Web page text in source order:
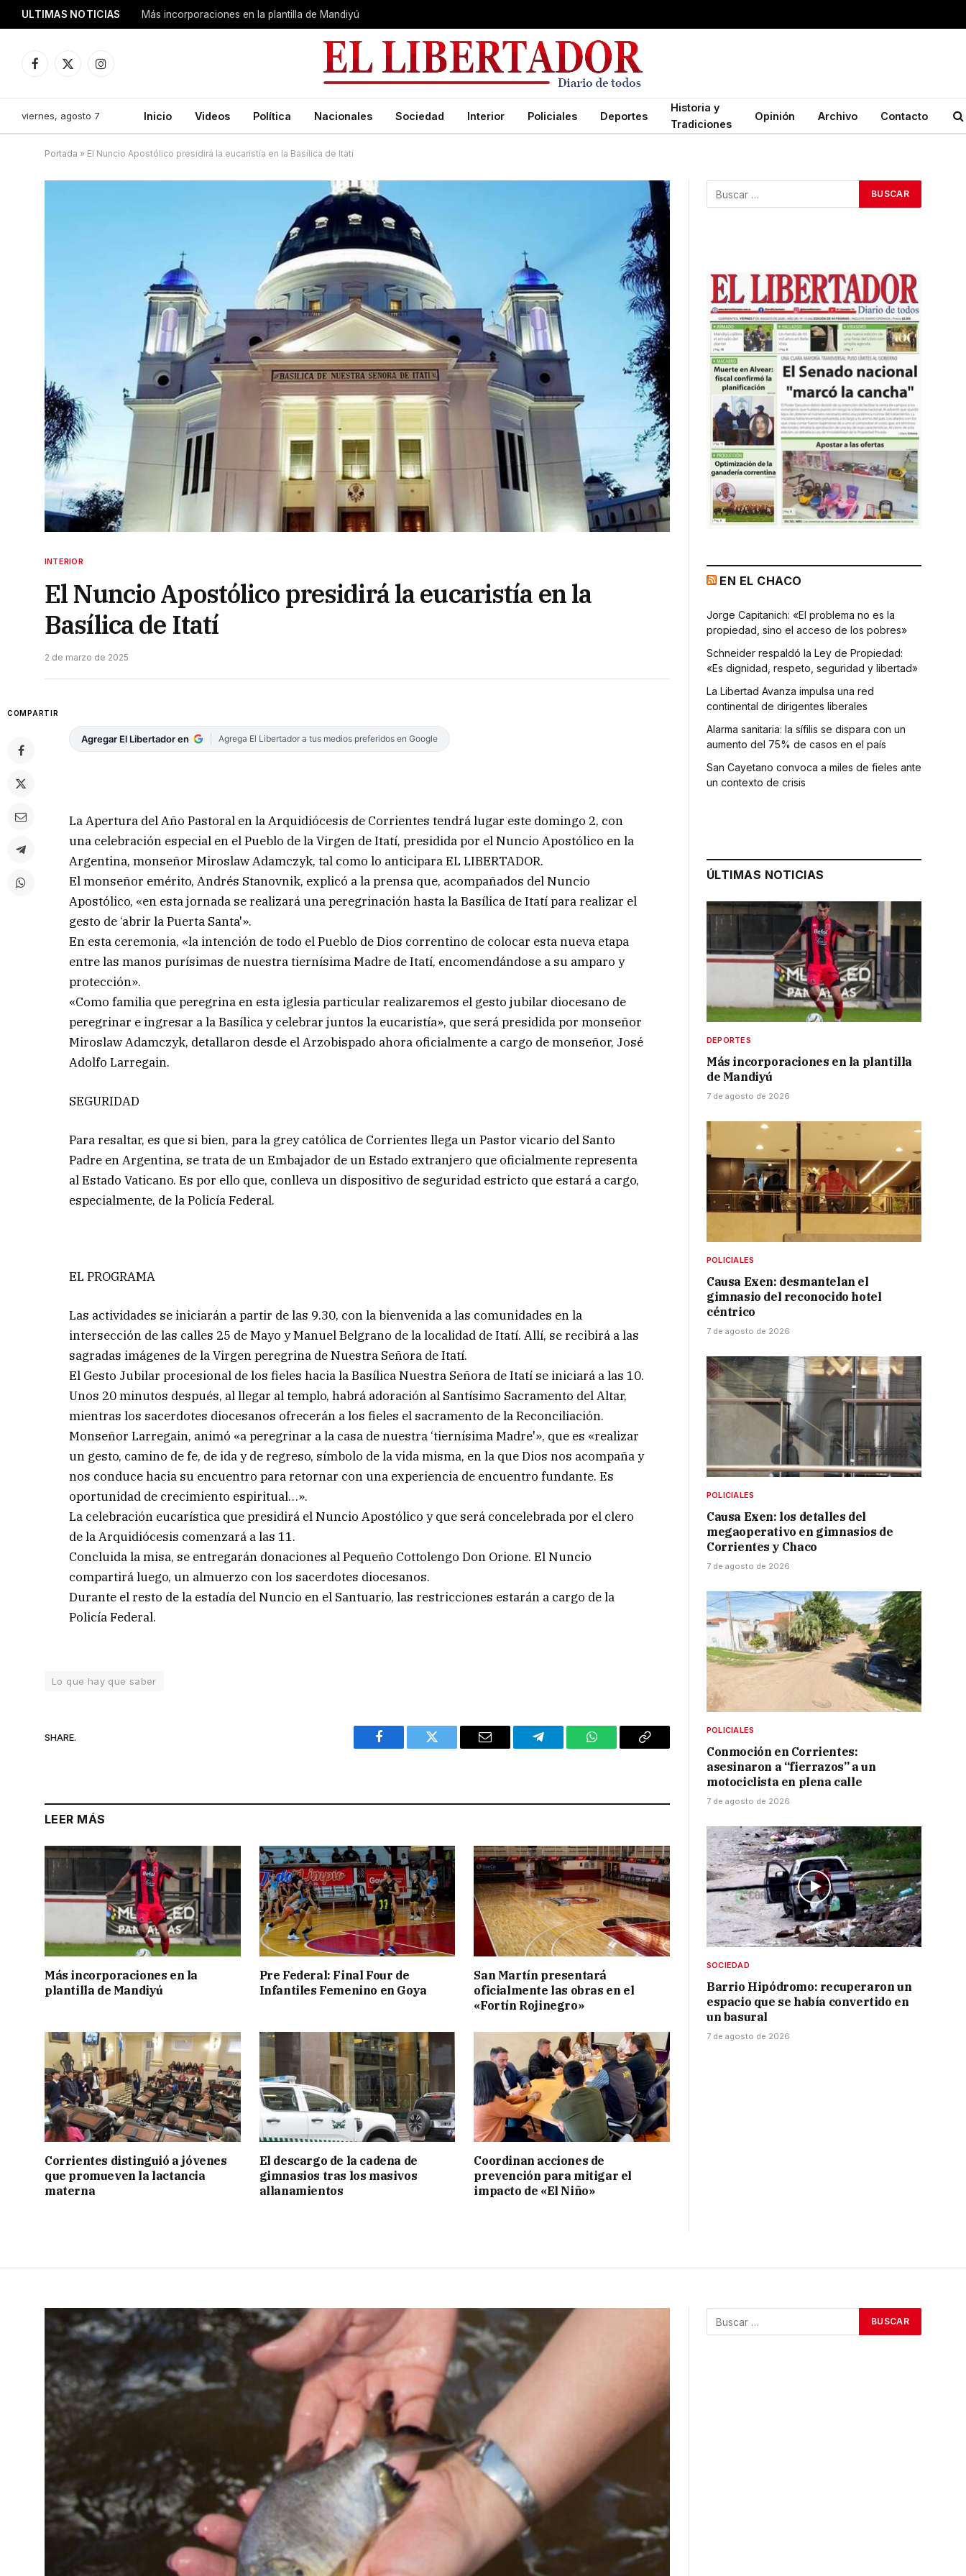
ULTIMAS NOTICIAS Más incorporaciones en la plantilla de Mandiyú
Facebook
X
Instagram
viernes, agosto 7 Inicio Videos Política Nacionales Sociedad Interior Policiales Deportes
Historia y
Tradiciones
Opinión Archivo Contacto
Portada » El Nuncio Apostólico presidirá la eucaristía en la Basílica de Itatí
INTERIOR
El Nuncio Apostólico presidirá la eucaristía en la
Basílica de Itatí
2 de marzo de 2025
COMPARTIR
Agregar El Libertador en Agrega El Libertador a tus medios preferidos en Google
La Apertura del Año Pastoral en la Arquidiócesis de Corrientes tendrá lugar este domingo 2, con
una celebración especial en el Pueblo de la Virgen de Itatí, presidida por el Nuncio Apostólico en la
Argentina, monseñor Miroslaw Adamczyk, tal como lo anticipara EL LIBERTADOR.
El monseñor emérito, Andrés Stanovnik, explicó a la prensa que, acompañados del Nuncio
Apostólico, «en esta jornada se realizará una peregrinación hasta la Basílica de Itatí para realizar el
gesto de ‘abrir la Puerta Santa'».
En esta ceremonia, «la intención de todo el Pueblo de Dios correntino de colocar esta nueva etapa
entre las manos purísimas de nuestra tiernísima Madre de Itatí, encomendándose a su amparo y
protección».
«Como familia que peregrina en esta iglesia particular realizaremos el gesto jubilar diocesano de
peregrinar e ingresar a la Basílica y celebrar juntos la eucaristía», que será presidida por monseñor
Miroslaw Adamczyk, detallaron desde el Arzobispado ahora oficialmente a cargo de monseñor, José
Adolfo Larregain.
SEGURIDAD
Para resaltar, es que si bien, para la grey católica de Corrientes llega un Pastor vicario del Santo
Padre en Argentina, se trata de un Embajador de un Estado extranjero que oficialmente representa
al Estado Vaticano. Es por ello que, conlleva un dispositivo de seguridad estricto que estará a cargo,
especialmente, de la Policía Federal.
EL PROGRAMA
Las actividades se iniciarán a partir de las 9.30, con la bienvenida a las comunidades en la
intersección de las calles 25 de Mayo y Manuel Belgrano de la localidad de Itatí. Allí, se recibirá a las
sagradas imágenes de la Virgen peregrina de Nuestra Señora de Itatí.
El Gesto Jubilar procesional de los fieles hacia la Basílica Nuestra Señora de Itatí se iniciará a las 10.
Unos 20 minutos después, al llegar al templo, habrá adoración al Santísimo Sacramento del Altar,
mientras los sacerdotes diocesanos ofrecerán a los fieles el sacramento de la Reconciliación.
Monseñor Larregain, animó «a peregrinar a la casa de nuestra ‘tiernísima Madre'», que es «realizar
un gesto, camino de fe, de ida y de regreso, símbolo de la vida misma, en la que Dios nos acompaña y
nos conduce hacia su encuentro para retornar con una experiencia de encuentro fundante. Es
oportunidad de crecimiento espiritual…».
La celebración eucarística que presidirá el Nuncio Apostólico y que será concelebrada por el clero
de la Arquidiócesis comenzará a las 11.
Concluida la misa, se entregarán donaciones al Pequeño Cottolengo Don Orione. El Nuncio
compartirá luego, un almuerzo con los sacerdotes diocesanos.
Durante el resto de la estadía del Nuncio en el Santuario, las restricciones estarán a cargo de la
Policía Federal.
Lo que hay que saber
SHARE.
Facebook Twitter Email Telegram WhatsAppCopy
LEER MÁS
Más incorporaciones en la
plantilla de Mandiyú
Pre Federal: Final Four de
Infantiles Femenino en Goya
San Martín presentará
oficialmente las obras en el
«Fortín Rojinegro»
Corrientes distinguió a jóvenes
que promueven la lactancia
materna
El descargo de la cadena de
gimnasios tras los masivos
allanamientos
Coordinan acciones de
prevención para mitigar el
impacto de «El Niño»
EN EL CHACO
Jorge Capitanich: «El problema no es la
propiedad, sino el acceso de los pobres»
Schneider respaldó la Ley de Propiedad:
«Es dignidad, respeto, seguridad y libertad»
La Libertad Avanza impulsa una red
continental de dirigentes liberales
Alarma sanitaria: la sífilis se dispara con un
aumento del 75% de casos en el país
San Cayetano convoca a miles de fieles ante
un contexto de crisis
ÚLTIMAS NOTICIAS
DEPORTES
Más incorporaciones en la plantilla
de Mandiyú
7 de agosto de 2026
POLICIALES
Causa Exen: desmantelan el
gimnasio del reconocido hotel
céntrico
7 de agosto de 2026
POLICIALES
Causa Exen: los detalles del
megaoperativo en gimnasios de
Corrientes y Chaco
7 de agosto de 2026
POLICIALES
Conmoción en Corrientes:
asesinaron a “fierrazos” a un
motociclista en plena calle
7 de agosto de 2026
SOCIEDAD
Barrio Hipódromo: recuperaron un
espacio que se había convertido en
un basural
7 de agosto de 2026